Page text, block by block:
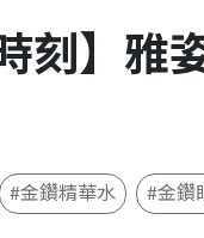
刻】雅
#金鑽精華水 #金鑽